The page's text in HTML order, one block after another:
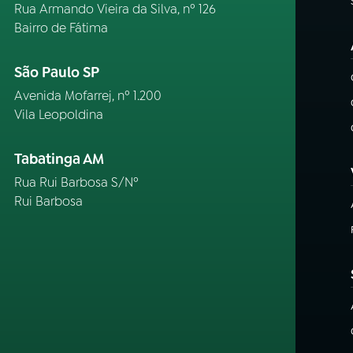
Rua Armando Vieira da Silva, nº 126
Bairro de Fátima
São Paulo SP
Avenida Mofarrej, nº 1.200
Vila Leopoldina
Tabatinga AM
Rua Rui Barbosa S/Nº
Rui Barbosa